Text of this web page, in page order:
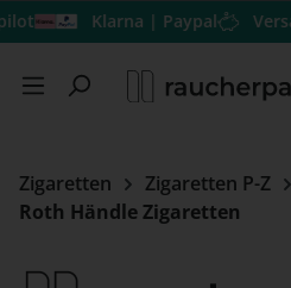
Zum Hauptinhalt springen
Klarna | Paypal
Zigaretten
Zigaretten P-Z
Roth Händle Zigaretten